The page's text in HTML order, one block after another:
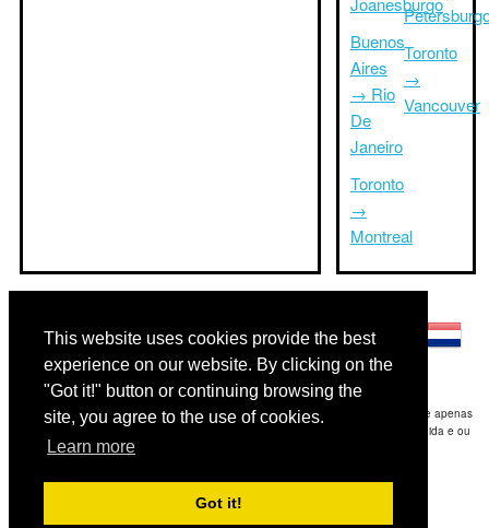
This website uses cookies provide the best
experience on our website. By clicking on the
"Got it!" button or continuing browsing the
site, you agree to the use of cookies.
Learn more
Got it!
Buenos
Aires
→ Rio
De
Janeiro
Toronto
→
Montreal
Toronto
→
Vancouver
Disclaimer: As informações apresentadas neste site é a nossa melhor estimativa e apenas
para sua referência.Triptimeto.com não se responsabiliza por qualquer atraso de ida e ou
consequentes danos / resultou das informações fornecidas.
Copyright 2015-2026
Contact Usfor feedback.